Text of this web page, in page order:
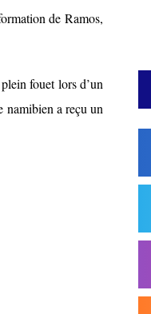
de Ramos,
fouet lors d’un
namibien a reçu un